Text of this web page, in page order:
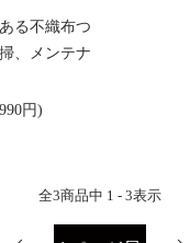
る不織布つ
、メンテナ
円)
全3商品中 1 - 3表示